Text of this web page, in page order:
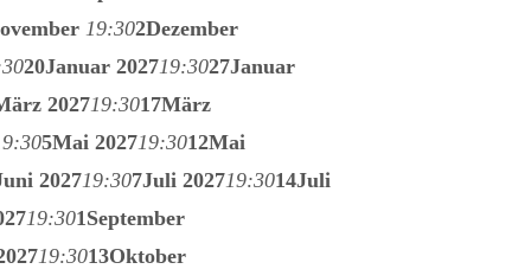
19:302Dezember
20Januar 202719:3027Januar
202719:3017März
5Mai 202719:3012Mai
202719:307Juli 202719:3014Juli
19:301 September
19:3013Oktober